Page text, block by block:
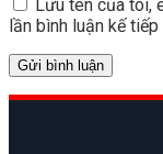
Lưu tên của tôi,
lần bình luận kế tiếp